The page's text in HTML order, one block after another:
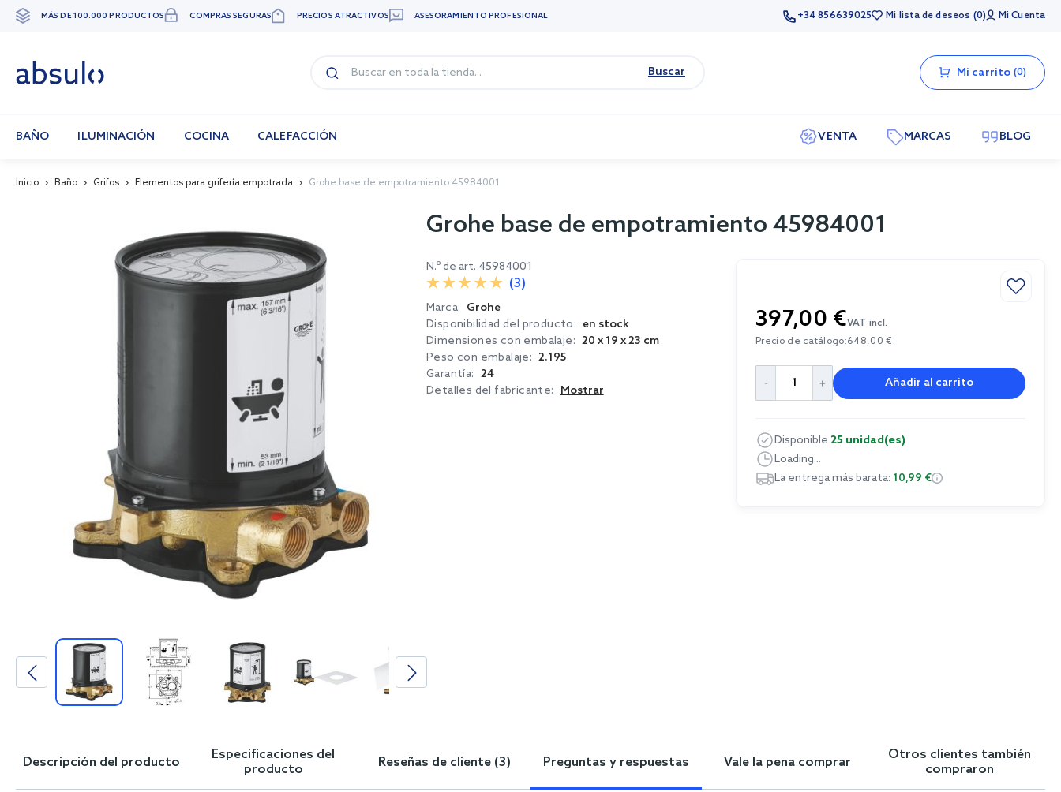
Ir
MÁS DE 100.000 PRODUCTOS COMPRAS SEGURAS PRECIOS ATRACTIVOS ASESORAMIENTO PROFESIONAL +34 856639025 Mi lista de deseos 0 Mi Cuenta
Buscar Mi carrito 0
BAÑO ILUMINACIÓN COCINA CALEFACCIÓN VENTA MARCAS BLOG
Inicio Baño Grifos Elementos para grifería empotrada Grohe base de empotramiento 45984001
beginning
Grohe base de empotramiento 45984001
N.º de art. 45984001
(3)
Marca: Grohe
Disponibilidad del producto: en stock
Dimensiones con embalaje: 20 x 19 x 23 cm
Peso con embalaje: 2.195
Garantía: 24
Detalles del fabricante:
Mostrar
397,00 €VAT incl.
Precio de catálogo:648,00 €
Añadir al carrito
Disponible 25 unidad(es)
Loading...
La entrega más barata: 10,99 €
Descripción del producto
Especificaciones del
producto
Reseñas de cliente (3) Preguntas y respuestas Vale la pena comprar
Otros clientes también
compraron